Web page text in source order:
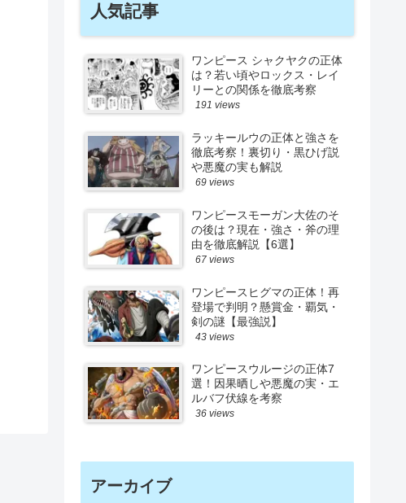
人気記事
ワンピース シャクヤクの正体
は？若い頃やロックス・レイ
リーとの関係を徹底考察
191 views
ラッキールウの正体と強さを
徹底考察！裏切り・黒ひげ説
や悪魔の実も解説
69 views
ワンピースモーガン大佐のそ
の後は？現在・強さ・斧の理
由を徹底解説【6選】
67 views
ワンピースヒグマの正体！再
登場で判明？懸賞金・覇気・
剣の謎【最強説】
43 views
ワンピースウルージの正体7
選！因果晒しや悪魔の実・エ
ルバフ伏線を考察
36 views
アーカイブ